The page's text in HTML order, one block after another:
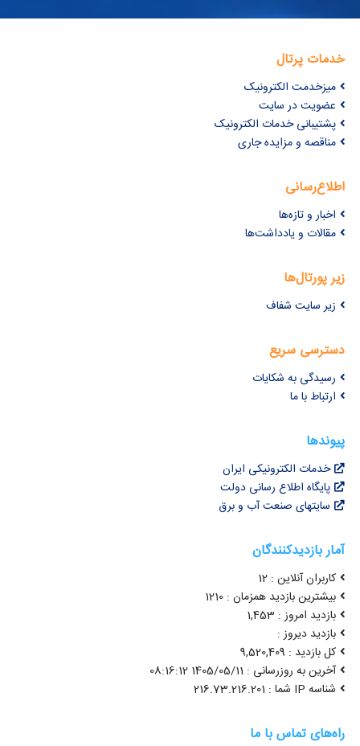
خدمات پرتال
میزخدمت الکترونیک
عضویت در سایت
پشتیبانی خدمات الکترونیک
مناقصه و مزایده جاری
اطلاع‌رسانی
اخبار و تازه‌ها
مقالات و یادداشت‌ها
زیر پورتال‌ها
زیر سایت شفاف
دسترسی سریع
رسیدگی به شکایات
ارتباط با ما
پیوندها
خدمات الکترونیکی ایران
پایگاه اطلاع رسانی دولت
سایتهای صنعت آب و برق
آمار بازدیدکنندگان
کاربران آنلاین : 12
بیشترین بازدید همزمان : 1210
بازدید امروز : 1,453
بازدید دیروز :
کل بازدید : 9,520,409
آخرین به روزرسانی : 1405/05/11 08:16:12
شناسه IP شما : 216.73.216.201
راه‌های تماس با ما